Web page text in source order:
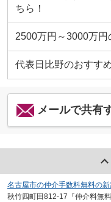
ちら！
2500万円～3000万
代表日比野のおすす
メールで共有
名古屋市の仲介手数料無料の
秋竹四町田812-17『仲介料無